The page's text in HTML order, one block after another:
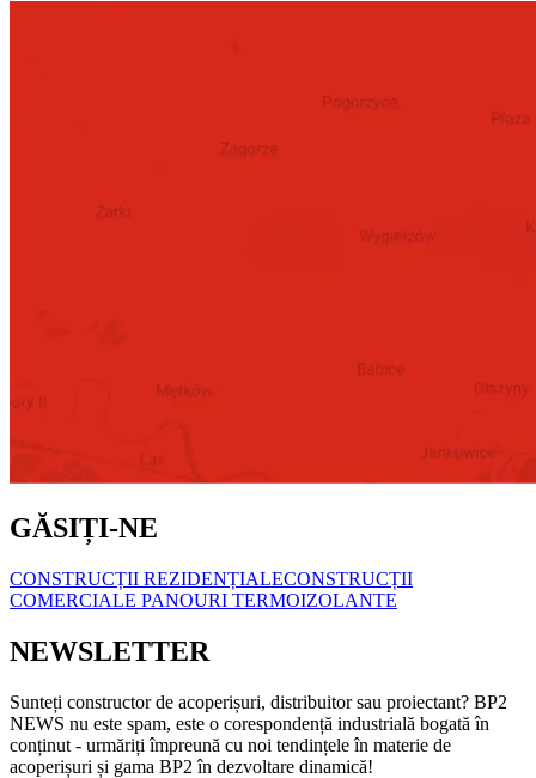
GĂSIȚI-NE
CONSTRUCȚII REZIDENȚIALECONSTRUCȚII
COMERCIALE PANOURI TERMOIZOLANTE
NEWSLETTER
Sunteți constructor de acoperișuri, distribuitor sau proiectant? BP2
NEWS nu este spam, este o corespondență industrială bogată în
conținut - urmăriți împreună cu noi tendințele în materie de
acoperișuri și gama BP2 în dezvoltare dinamică!